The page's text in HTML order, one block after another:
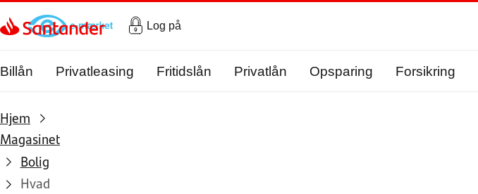
Gå til hovedindholdet
Log på
Billån Privatleasing Fritidslån Privatlån Opsparing Forsikring
Hjem
Magasinet
Bolig
Hvad